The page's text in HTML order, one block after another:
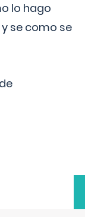
lo hago
se como se